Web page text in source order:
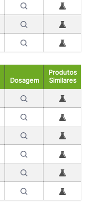
Dosagem
Produtos
Similares